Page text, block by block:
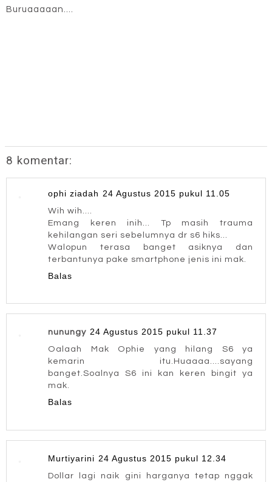
Buruaaaaan....
8 komentar:
ophi ziadah 24 Agustus 2015 pukul 11.05
Wih wih....
Emang keren inih... Tp masih trauma
kehilangan seri sebelumnya dr s6 hiks...
Walopun terasa banget asiknya dan
terbantunya pake smartphone jenis ini mak.
Balas
nunungy 24 Agustus 2015 pukul 11.37
Oalaah Mak Ophie yang hilang S6 ya
kemarin itu.Huaaaa....sayang
banget.Soalnya S6 ini kan keren bingit ya
mak.
Balas
Murtiyarini 24 Agustus 2015 pukul 12.34
Dollar lagi naik gini harganya tetap nggak